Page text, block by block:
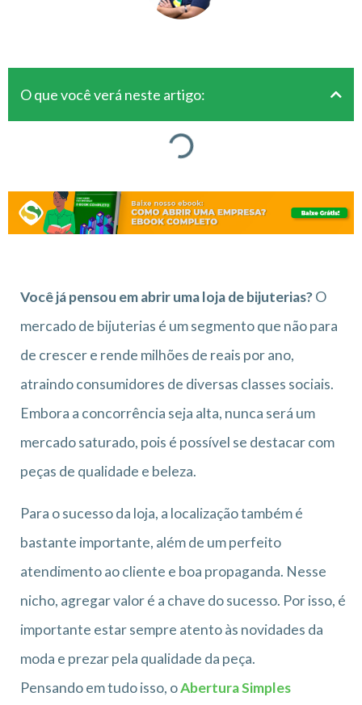
O que você verá neste artigo:
Você já pensou em abrir uma loja de bijuterias?O
mercado de bijuterias é um segmento que não para
de crescer e rende milhões de reais por ano,
atraindo consumidores de diversas classes sociais.
Embora a concorrência seja alta, nunca será um
mercado saturado, pois é possível se destacar com
peças de qualidade e beleza.
Para o sucesso da loja, a localização também é
bastante importante, além de um perfeito
atendimento ao cliente e boa propaganda. Nesse
nicho, agregar valor é a chave do sucesso. Por isso, é
importante estar sempre atento às novidades da
moda e prezar pela qualidade da peça.
Pensando em tudo isso, oAbertura Simples